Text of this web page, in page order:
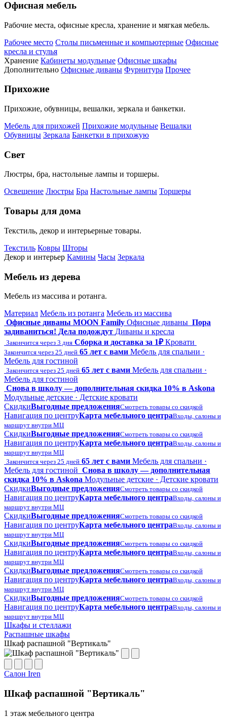
Офисная мебель
Рабочие места, офисные кресла, хранение и мягкая мебель.
Рабочее место Столы письменные и компьютерные Офисные
кресла и стулья
Хранение Кабинеты модульные Офисные шкафы
Дополнительно Офисные диваны Фурнитура Прочее
Прихожие
Прихожие, обувницы, вешалки, зеркала и банкетки.
Мебель для прихожей Прихожие модульные Вешалки
Обувницы Зеркала Банкетки в прихожую
Свет
Люстры, бра, настольные лампы и торшеры.
Освещение Люстры Бра Настольные лампы Торшеры
Товары для дома
Текстиль, декор и интерьерные товары.
Текстиль Ковры Шторы
Декор и интерьер Камины Часы Зеркала
Мебель из дерева
Мебель из массива и ротанга.
Материал Мебель из ротанга Мебель из массива
Офисные диваны MOON Family Офисные диваны Пора
задиваниться! Дела подождут Диваны и кресла
Закончится через 3 дня Сборка и доставка за 1₽ Кровати
Закончится через 25 дней 65 лет с вами Мебель для спальни ·
Мебель для гостиной
Закончится через 25 дней 65 лет с вами Мебель для спальни ·
Мебель для гостиной
Снова в школу — дополнительная скидка 10% в Askona
Модульные детские · Детские кровати
СкидкиВыгодные предложенияСмотреть товары со скидкой
Навигация по центруКарта мебельного центраВходы, салоны и
маршрут внутри МЦ
СкидкиВыгодные предложенияСмотреть товары со скидкой
Навигация по центруКарта мебельного центраВходы, салоны и
маршрут внутри МЦ
Закончится через 25 дней 65 лет с вами Мебель для спальни ·
Мебель для гостиной Снова в школу — дополнительная
скидка 10% в Askona Модульные детские · Детские кровати
СкидкиВыгодные предложенияСмотреть товары со скидкой
Навигация по центруКарта мебельного центраВходы, салоны и
маршрут внутри МЦ
СкидкиВыгодные предложенияСмотреть товары со скидкой
Навигация по центруКарта мебельного центраВходы, салоны и
маршрут внутри МЦ
СкидкиВыгодные предложенияСмотреть товары со скидкой
Навигация по центруКарта мебельного центраВходы, салоны и
маршрут внутри МЦ
СкидкиВыгодные предложенияСмотреть товары со скидкой
Навигация по центруКарта мебельного центраВходы, салоны и
маршрут внутри МЦ
СкидкиВыгодные предложенияСмотреть товары со скидкой
Навигация по центруКарта мебельного центраВходы, салоны и
маршрут внутри МЦ
Шкафы и стеллажи
Распашные шкафы
Шкаф распашной "Вертикаль"
Салон Iren
Шкаф распашной "Вертикаль"
1 этаж мебельного центра